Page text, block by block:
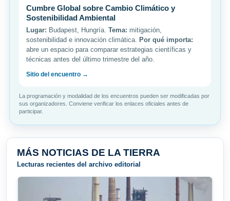
Cumbre Global sobre Cambio Climático y
Sostenibilidad Ambiental
Lugar: Budapest, Hungría. Tema: mitigación,
sostenibilidad e innovación climática. Por qué importa:
abre un espacio para comparar estrategias científicas y
técnicas antes del último trimestre del año.
Sitio del encuentro →
La programación y modalidad de los encuentros pueden ser modificadas por
sus organizadores. Conviene verificar los enlaces oficiales antes de
participar.
MÁS NOTICIAS DE LA TIERRA
Lecturas recientes del archivo editorial